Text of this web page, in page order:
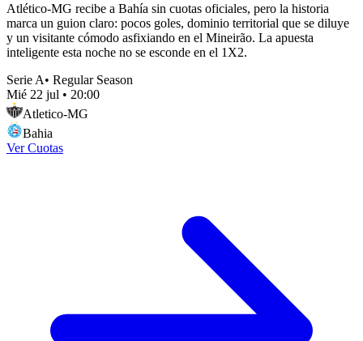
Atlético-MG recibe a Bahía sin cuotas oficiales, pero la historia
marca un guion claro: pocos goles, dominio territorial que se diluye
y un visitante cómodo asfixiando en el Mineirão. La apuesta
inteligente esta noche no se esconde en el 1X2.
Serie A• Regular Season
Mié 22 jul • 20:00
Atletico-MG
Bahia
Ver Cuotas